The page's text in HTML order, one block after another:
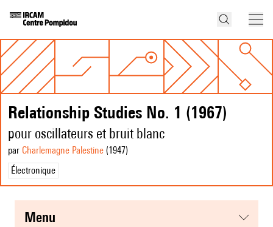
Relationship Studies No. 1 (1967)
pour oscillateurs et bruit blanc
par Charlemagne Palestine (1947)
Électronique
menu